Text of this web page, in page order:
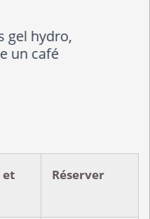
et
Réserver